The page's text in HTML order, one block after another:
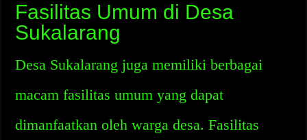
Fasilitas Umum di Desa
Sukalarang
Desa Sukalarang juga memiliki berbagai
macam fasilitas umum yang dapat
dimanfaatkan oleh warga desa. Fasilitas